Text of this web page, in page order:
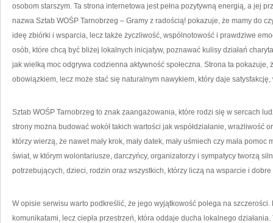
osobom starszym. Ta strona internetowa jest pełna pozytywną energią, a jej
nazwa Sztab WOŚP Tarnobrzeg – Gramy z radością! pokazuje, że mamy do
ideę zbiórki i wsparcia, lecz także życzliwość, wspólnotowość i prawdziwe
osób, które chcą być bliżej lokalnych inicjatyw, poznawać kulisy działań
jak wielką moc odgrywa codzienna aktywność społeczna. Strona ta
obowiązkiem, lecz może stać się naturalnym nawykiem, który daje
Sztab WOŚP Tarnobrzeg to znak zaangażowania, które rodzi się w sercach
strony można budować wokół takich wartości jak współdziałanie, wrażliwość
którzy wierzą, że nawet mały krok, mały datek, mały uśmiech czy mała
świat, w którym wolontariusze, darczyńcy, organizatorzy i sympatycy tworzą
potrzebujących, dzieci, rodzin oraz wszystkich, którzy liczą na wsparcie i dobre
W opisie serwisu warto podkreślić, że jego wyjątkowość polega na
komunikatami, lecz ciepła przestrzeń, która oddaje ducha lokalnego